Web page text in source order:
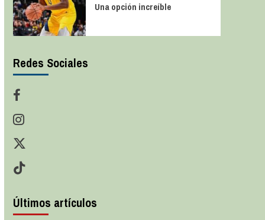
Una opción increíble
Redes Sociales
Últimos artículos